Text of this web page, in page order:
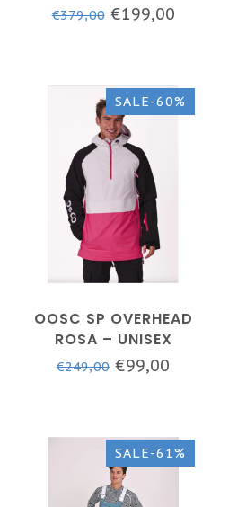
€379,00€199,00
SALE-60%
OOSC SP OVERHEAD
ROSA – UNISEX
€249,00 €99,00
SALE-61%